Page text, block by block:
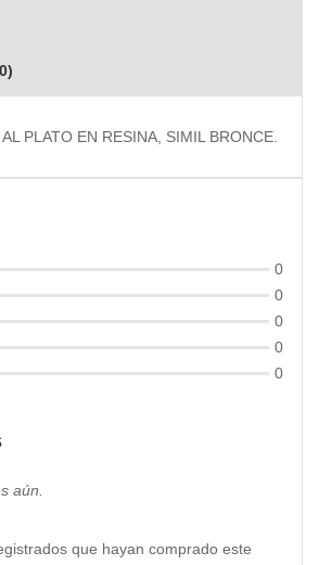
PLATO EN RESINA, SIMIL BRONCE.
0
0
0
0
0
aún.
que hayan comprado este